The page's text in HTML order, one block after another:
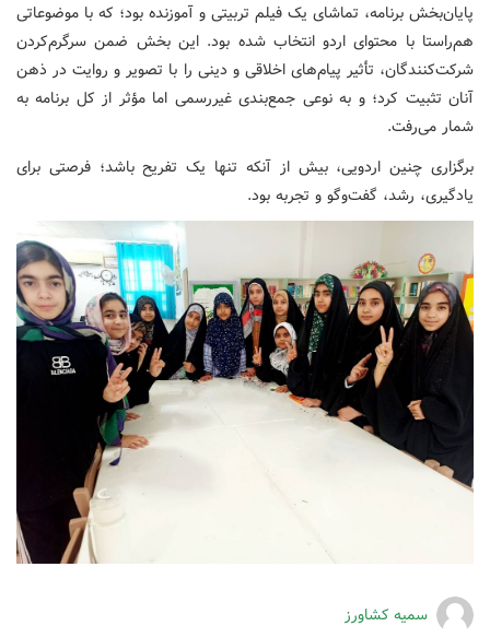
پایان‌بخش برنامه، تماشای یک فیلم تربیتی و آموزنده بود؛ که با موضوعاتی
هم‌راستا با محتوای اردو انتخاب شده بود. این بخش ضمن سرگرم‌کردن
شرکت‌کنندگان، تأثیر پیام‌های اخلاقی و دینی را با تصویر و روایت در ذهن
آنان تثبیت کرد؛ و به نوعی جمع‌بندی غیررسمی اما مؤثر از کل برنامه به
شمار می‌رفت.
برگزاری چنین اردویی، بیش از آنکه تنها یک تفریح باشد؛ فرصتی برای
یادگیری، رشد، گفت‌وگو و تجربه بود.
سمیه کشاورز